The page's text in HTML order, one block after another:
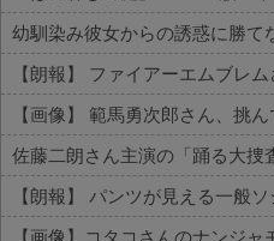
幼馴染み彼女からの誘惑に勝て
【画像】コタコさんのナンジ